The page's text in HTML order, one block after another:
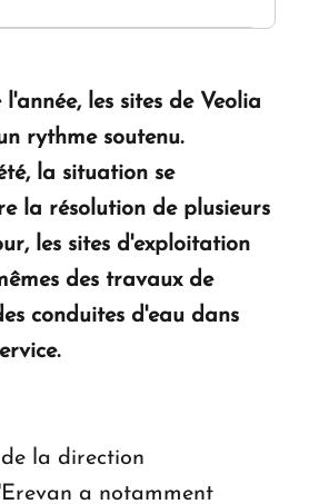
les sites de Veolia
rythme soutenu.
la situation se
la résolution de plusieurs
les sites d'exploitation
des travaux de
conduites d'eau dans
la direction
a notamment